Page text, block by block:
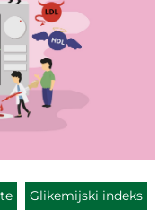
Glikemijski indeks